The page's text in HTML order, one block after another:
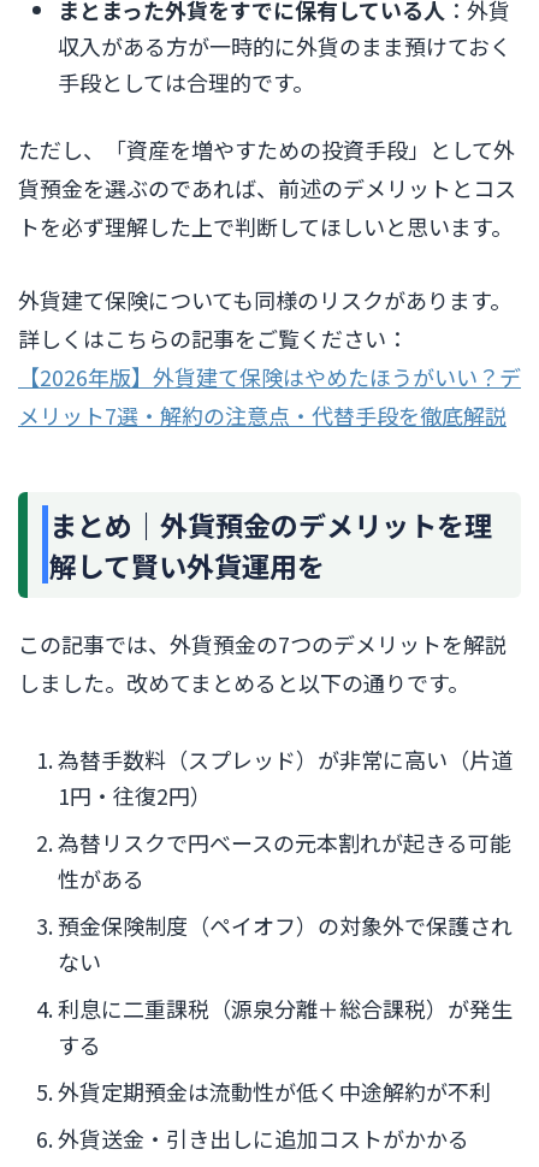
まとまった外貨をすでに保有している人 ：外貨
収入がある方が一時的に外貨のまま預けておく
手段としては合理的です。
ただし、「資産を増やすための投資手段」として外
貨預金を選ぶのであれば、前述のデメリットとコス
トを必ず理解した上で判断してほしいと思います。
外貨建て保険についても同様のリスクがあります。
詳しくはこちらの記事をご覧ください：
【2026年版】外貨建て保険はやめたほうがいい？デ
メリット7選・解約の注意点・代替手段を徹底解説
まとめ｜外貨預金のデメリットを理
解して賢い外貨運用を
この記事では、外貨預金の7つのデメリットを解説
しました。改めてまとめると以下の通りです。
為替手数料（スプレッド）が非常に高い（片道
1円・往復2円）
為替リスクで円ベースの元本割れが起きる可能
性がある
預金保険制度（ペイオフ）の対象外で保護され
ない
利息に二重課税（源泉分離＋総合課税）が発生
する
外貨定期預金は流動性が低く中途解約が不利
外貨送金・引き出しに追加コストがかかる